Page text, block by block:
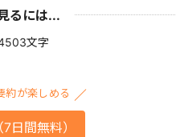
るには...
文字
が楽しめる
日間無料）